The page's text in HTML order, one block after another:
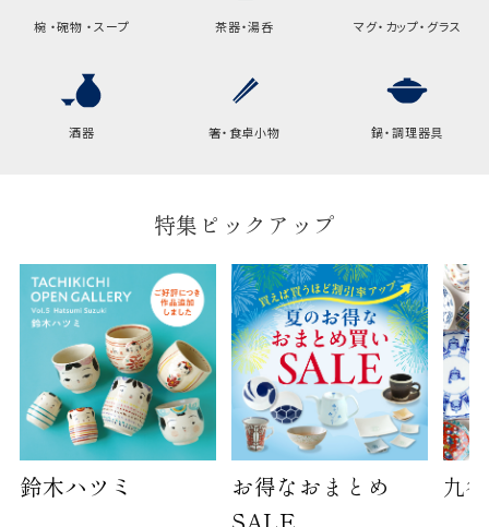
椀 ・碗物 ・スープ 茶器・湯呑 マグ・カップ・グラス
酒器 箸・食卓小物 鍋・調理器具
特集ピックアップ
鈴木ハツミ
お得なおまとめ
九